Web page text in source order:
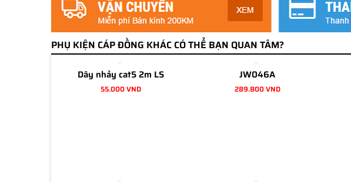
PHỤ KIỆN CÁP ĐỒNG KHÁC CÓ THỂ BẠN QUAN TÂM?
Dây nhảy cat5 2m LS
55.000 VND
JW046A
289.800 VND